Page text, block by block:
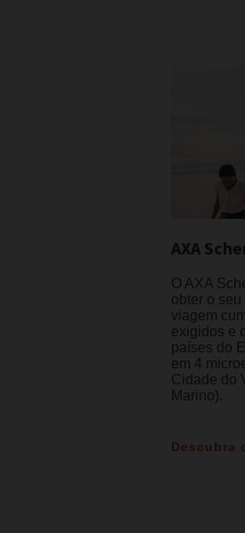
AXA
O AXA
obter o
viagem
exigidos e
países do
em 4
Cidade do
Marino).
Descubra